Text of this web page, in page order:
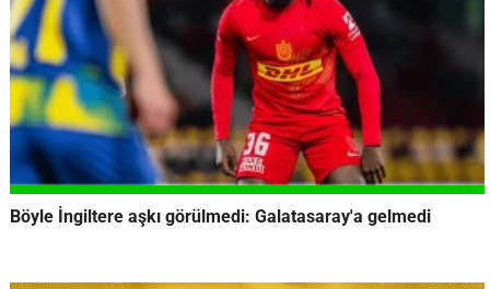
Böyle İngiltere aşkı görülmedi: Galatasaray'a gelmedi